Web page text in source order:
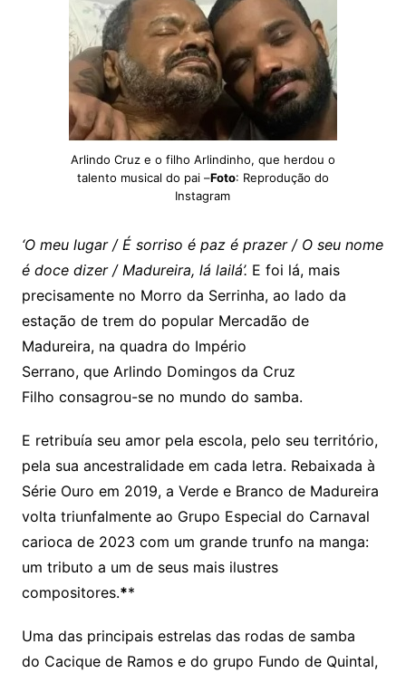
Arlindo Cruz e o filho Arlindinho, que herdou o
talento musical do pai –Foto: Reprodução do
Instagram
‘O meu lugar / É sorriso é paz é prazer / O seu nome
é doce dizer / Madureira, lá lailá’. E foi lá, mais
precisamente no Morro da Serrinha, ao lado da
estação de trem do popular Mercadão de
Madureira, na quadra do Império
Serrano, que Arlindo Domingos da Cruz
Filho consagrou-se no mundo do samba.
E retribuía seu amor pela escola, pelo seu território,
pela sua ancestralidade em cada letra. Rebaixada à
Série Ouro em 2019, a Verde e Branco de Madureira
volta triunfalmente ao Grupo Especial do Carnaval
carioca de 2023 com um grande trunfo na manga:
um tributo a um de seus mais ilustres
compositores.**
Uma das principais estrelas das rodas de samba
do Cacique de Ramos e do grupo Fundo de Quintal,